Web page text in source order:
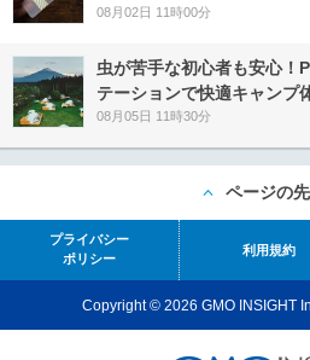
08月02日 11時00分
虫が苦手な初心者も安心！
テーションで快適キャンプ
08月05日 11時30分
ページの
プライバシー
ポリシー
利用規約
Copyright © 2026 GMO INSIGHT